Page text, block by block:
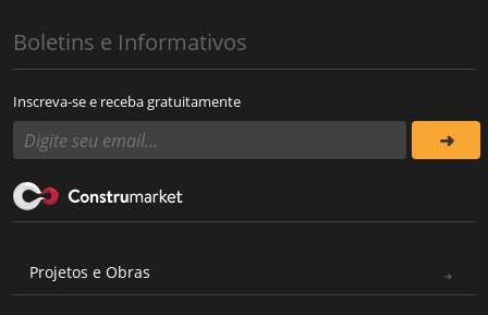
Boletins e Informativos
Inscreva-se e receba gratuitamente
Projetos e Obras